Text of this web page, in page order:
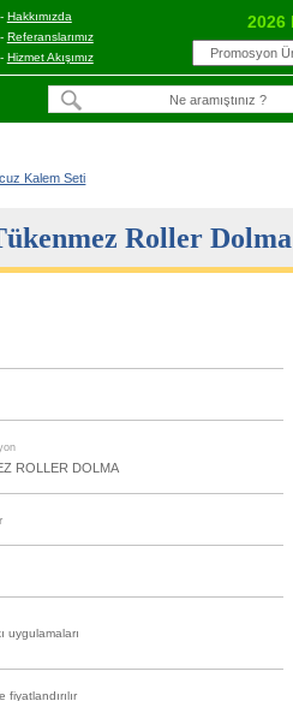
- Hakkımızda
- Referanslarımız
- Hizmet Akışımız
2026
Kalem Seti
Roller Dolma
ROLLER DOLMA
uygulamaları